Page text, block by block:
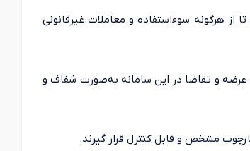
از هرگونه سوءاستفاده و معاملات غیرقانونی
عرضه و تقاضا در این سامانه به‌صورت شفاف و
مشخص و قابل کنترل قرار گیرند.